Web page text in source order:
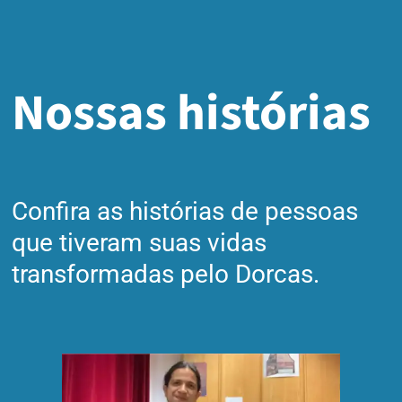
Nossas histórias
Confira as histórias de pessoas
que tiveram suas vidas
transformadas pelo Dorcas.